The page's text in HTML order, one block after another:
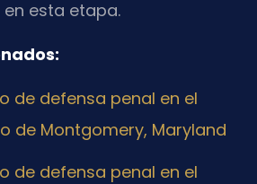
esta etapa.
de defensa penal en el
de Montgomery, Maryland
de defensa penal en el